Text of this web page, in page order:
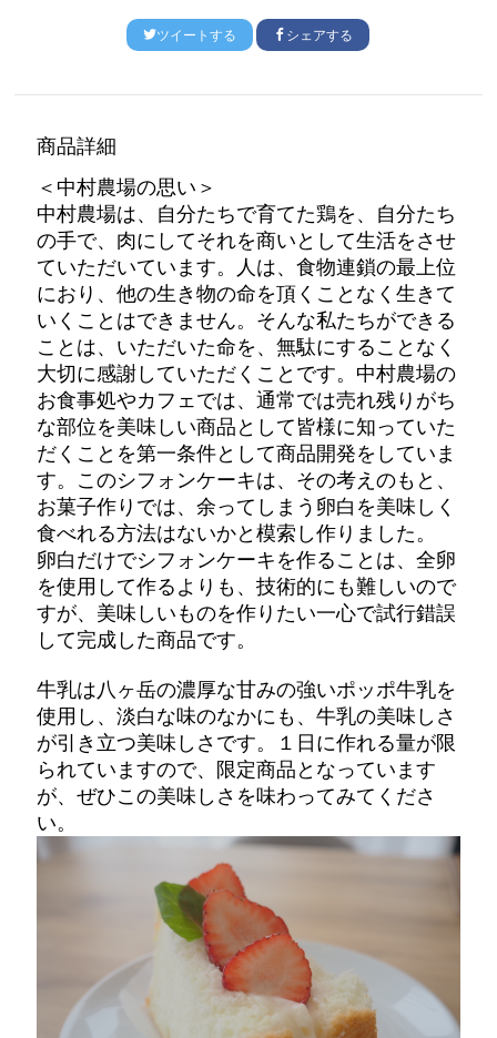
ツイートする シェアする
商品詳細
＜中村農場の思い＞
中村農場は、自分たちで育てた鶏を、自分たち
の手で、肉にしてそれを商いとして生活をさせ
ていただいています。人は、食物連鎖の最上位
におり、他の生き物の命を頂くことなく生きて
いくことはできません。そんな私たちができる
ことは、いただいた命を、無駄にすることなく
大切に感謝していただくことです。中村農場の
お食事処やカフェでは、通常では売れ残りがち
な部位を美味しい商品として皆様に知っていた
だくことを第一条件として商品開発をしていま
す。このシフォンケーキは、その考えのもと、
お菓子作りでは、余ってしまう卵白を美味しく
食べれる方法はないかと模索し作りました。
卵白だけでシフォンケーキを作ることは、全卵
を使用して作るよりも、技術的にも難しいので
すが、美味しいものを作りたい一心で試行錯誤
して完成した商品です。
牛乳は八ヶ岳の濃厚な甘みの強いポッポ牛乳を
使用し、淡白な味のなかにも、牛乳の美味しさ
が引き立つ美味しさです。１日に作れる量が限
られていますので、限定商品となっています
が、ぜひこの美味しさを味わってみてくださ
い。